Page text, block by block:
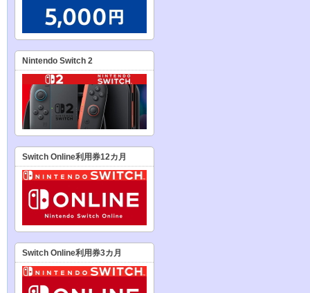
Nintendo Switch 2
Switch Online利用券12カ月
Switch Online利用券3カ月